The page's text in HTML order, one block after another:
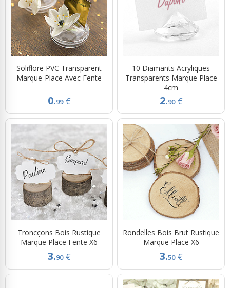
Soliflore PVC Transparent
Marque-Place Avec Fente
0.99 €
10 Diamants Acryliques
Transparents Marque Place
4cm
2.90 €
Troncçons Bois Rustique
Marque Place Fente X6
3.90 €
Rondelles Bois Brut Rustique
Marque Place X6
3.50 €